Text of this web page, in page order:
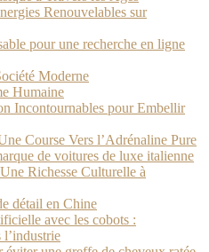
Renouvelables sur
pour une recherche en ligne
Moderne
Humaine
Incontournables pour Embellir
Course Vers l’Adrénaline Pure
de voitures de luxe italienne
Richesse Culturelle à
détail en Chine
avec les cobots :
l’industrie